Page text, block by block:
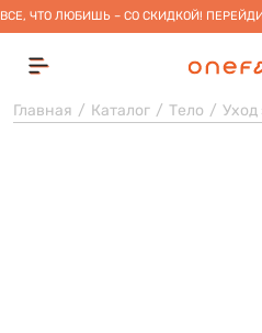
ВСЕ, ЧТО ЛЮБИШЬ – СО СКИДКОЙ! ПЕРЕЙДИ
Главная Каталог Тело Уход